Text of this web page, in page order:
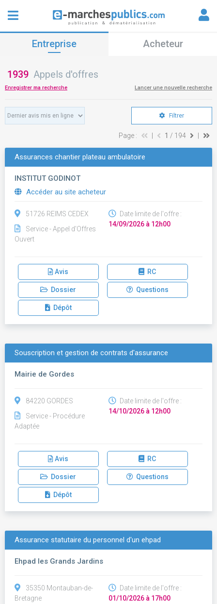
Entreprise Acheteur
1939 Appels d'offres
Enregistrer ma recherche Lancer une nouvelle recherche
Filtrer
Page : 1 / 194
Assurances chantier plateau ambulatoire
INSTITUT GODINOT
Accéder au site acheteur
51726 REIMS CEDEX
Service - Appel d'Offres
Ouvert
Date limite de l'offre :
14/09/2026 à 12h00
Avis RC
Dossier Questions
Dépôt
Souscription et gestion de contrats d'assurance
Mairie de Gordes
84220 GORDES
Service - Procédure
Adaptée
Date limite de l'offre :
14/10/2026 à 12h00
Avis RC
Dossier Questions
Dépôt
Assurance statutaire du personnel d'un ehpad
Ehpad les Grands Jardins
35350 Montauban-de-
Bretagne
Date limite de l'offre :
01/10/2026 à 17h00